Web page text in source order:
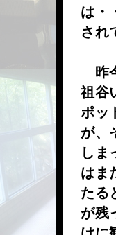
は・
され
昨
祖谷
ポッ
が、
しま
はま
たる
が残